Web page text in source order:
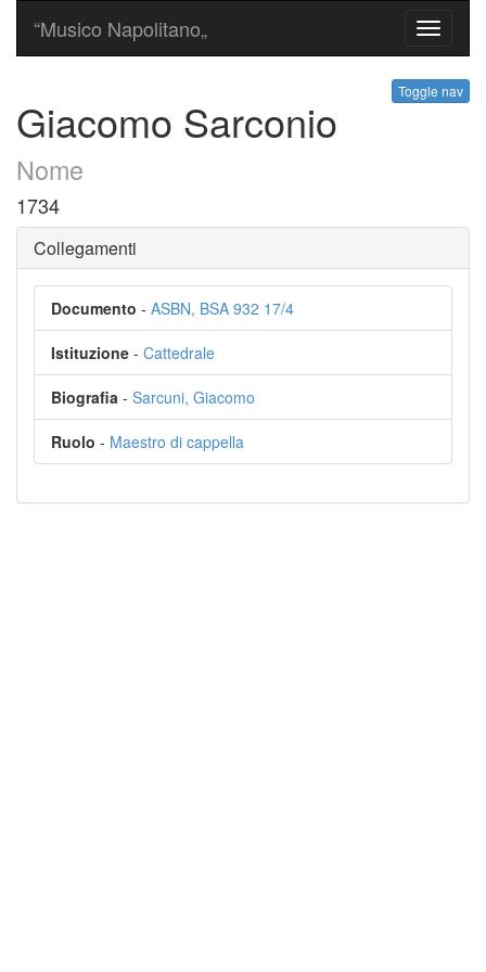
Toggle
“Musico Napolitano„
Toggle nav
Giacomo Sarconio
Nome
1734
Collegamenti
Documento - ASBN, BSA 932 17/4
Istituzione - Cattedrale
Biografia - Sarcuni, Giacomo
Ruolo - Maestro di cappella